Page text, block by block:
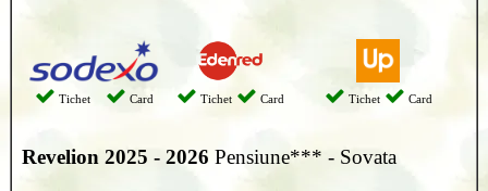
Tichet Card Tichet Card Tichet Card
Revelion 2025 - 2026 Pensiune*** - Sovata